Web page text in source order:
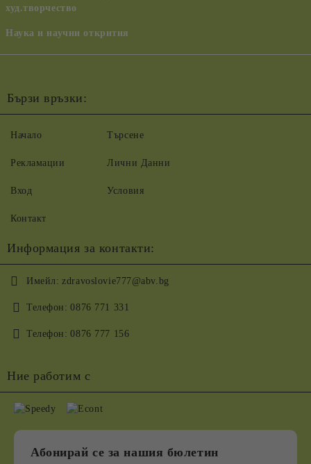
худ.творчество
Наука и научни открития
Бързи връзки:
Начало
Рекламации
Вход
Контакт
Търсене
Лични Данни
Условия
Информация за контакти:
Имейл: zdravoslovie777@abv.bg
Телефон: 0876 771 331
Телефон: 0876 777 156
Ние работим с
Абонирай се за нашия бюлетин